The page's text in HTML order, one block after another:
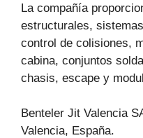
La compañía
estructurales,
control de colisiones,
cabina, conjuntos
chasis, escape y
Benteler Jit Valencia
Valencia, España.